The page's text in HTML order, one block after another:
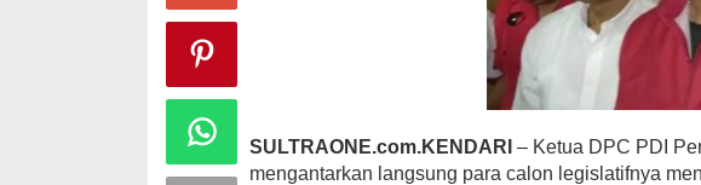
SULTRAONE.com.KENDARI – Ketua DPC PDI
mengantarkan langsung para calon legislatifnya